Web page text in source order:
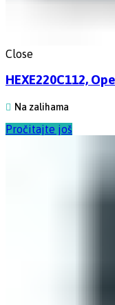
Close
HEXE220C112,
Na zalihama
Pročitajte još